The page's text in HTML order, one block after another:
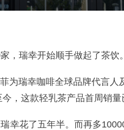
，瑞幸开始顺手做起了茶饮。
为瑞幸咖啡全球品牌代言
今，这款轻乳茶产品首周销量
幸花了五年半。而再多